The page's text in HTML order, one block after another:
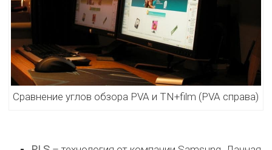
Сравнение углов обзора PVA и TN+film (PVA справа)